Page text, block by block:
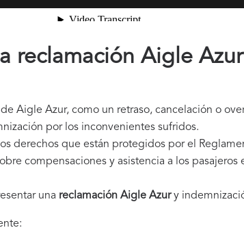
reclamación Aigle
Aigle Azur, como un retraso, cancelación o
por los inconvenientes sufridos.
derechos que están protegidos por el
compensaciones y asistencia a los pasajeros
una reclamación Aigle Azury